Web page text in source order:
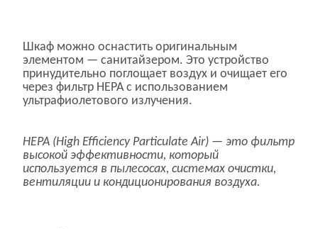
Шкаф можно оснастить оригинальным
элементом — санитайзером. Это устройство
принудительно поглощает воздух и очищает его
через фильтр HEPAс использованием
ультрафиолетового излучения.
HEPA (High Efficiency Particulate Air) — это фильтр
высокой эффективности, который
используется в пылесосах, системах очистки,
вентиляции и кондиционирования воздуха.